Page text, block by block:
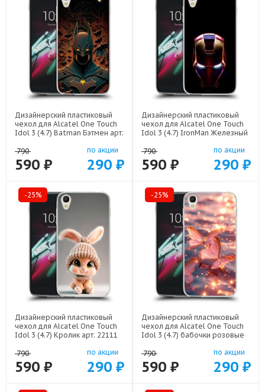
Дизайнерский пластиковый
чехол для Alcatel One Touch
Idol 3 (4.7) Batman Бэтмен арт:
790
590 ₽
по акции
290 ₽
Дизайнерский пластиковый
чехол для Alcatel One Touch
Idol 3 (4.7) IronMan Железный
790
590 ₽
по акции
290 ₽
-25%
Дизайнерский пластиковый
чехол для Alcatel One Touch
Idol 3 (4.7) Кролик арт: 22111
790
590 ₽
по акции
290 ₽
-25%
Дизайнерский пластиковый
чехол для Alcatel One Touch
Idol 3 (4.7) бабочки розовые
790
590 ₽
по акции
290 ₽